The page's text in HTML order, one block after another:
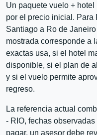
Un paquete vuelo +
por el precio inicial. Para
Santiago a Ro de
mostrada corresponde a
exactas usa, si el hotel
disponible, si el plan de
y si el vuelo permite
regreso.
La referencia actual
- RIO, fechas
pagar, un asesor debe